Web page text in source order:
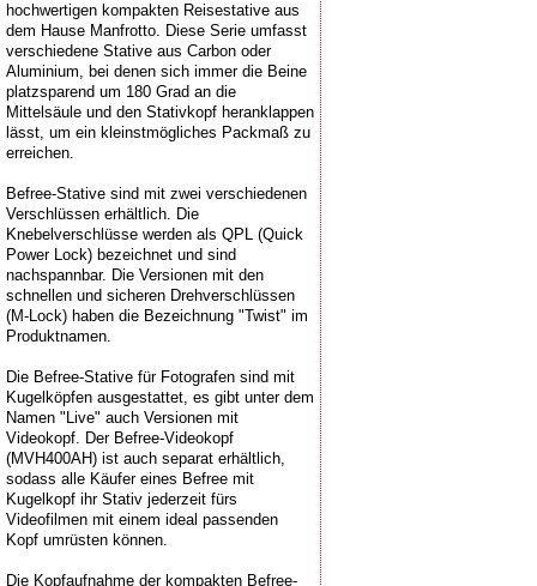
hochwertigen kompakten Reisestative aus
dem Hause Manfrotto. Diese Serie umfasst
verschiedene Stative aus Carbon oder
Aluminium, bei denen sich immer die Beine
platzsparend um 180 Grad an die
Mittelsäule und den Stativkopf heranklappen
lässt, um ein kleinstmögliches Packmaß zu
erreichen.
Befree-Stative sind mit zwei verschiedenen
Verschlüssen erhältlich. Die
Knebelverschlüsse werden als QPL (Quick
Power Lock) bezeichnet und sind
nachspannbar. Die Versionen mit den
schnellen und sicheren Drehverschlüssen
(M-Lock) haben die Bezeichnung "Twist" im
Produktnamen.
Die Befree-Stative für Fotografen sind mit
Kugelköpfen ausgestattet, es gibt unter dem
Namen "Live" auch Versionen mit
Videokopf. Der Befree-Videokopf
(MVH400AH) ist auch separat erhältlich,
sodass alle Käufer eines Befree mit
Kugelkopf ihr Stativ jederzeit fürs
Videofilmen mit einem ideal passenden
Kopf umrüsten können.
Die Kopfaufnahme der kompakten Befree-